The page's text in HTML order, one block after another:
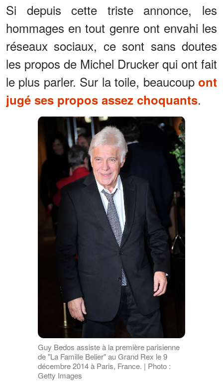
Si depuis cette triste annonce, les
hommages en tout genre ont envahi les
réseaux sociaux, ce sont sans doutes
les propos de Michel Drucker qui ont fait
le plus parler. Sur la toile, beaucoup ont
jugé ses propos assez choquants.
Guy Bedos assiste à la première parisienne
de "La Famille Belier" au Grand Rex le 9
décembre 2014 à Paris, France. | Photo :
Getty Images